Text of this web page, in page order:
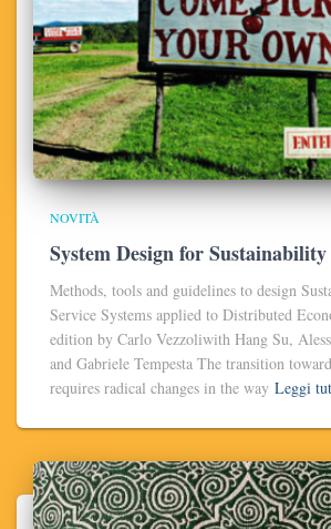
NOVITÀ
System Design for
Methods, tools and guidelines to design
Service Systems applied to Distributed
edition by Carlo Vezzoliwith Hang Su,
and Gabriele Tempesta The transition
requires radical changes in the way Leggi